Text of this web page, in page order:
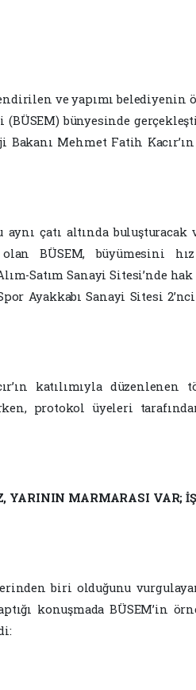
ve yapımı belediyenin
bünyesinde
Mehmet Fatih Kacır’ın
çatı altında buluşturacak
BÜSEM, büyümesini hız
Satım Sanayi Sitesi’nde
Ayakkabı Sanayi Sitesi 2’nci
katılımıyla düzenlenen
protokol üyeleri
YARININ MARMARASI VAR;
biri olduğunu
konuşmada BÜSEM’in